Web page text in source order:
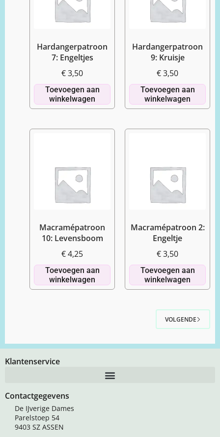
Hardangerpatroon
7: Engeltjes
€3,50
Toevoegen aan
winkelwagen
Hardangerpatroon
9: Kruisje
€3,50
Toevoegen aan
winkelwagen
Macramépatroon
10: Levensboom
€4,25
Toevoegen aan
winkelwagen
Macramépatroon 2:
Engeltje
€3,50
Toevoegen aan
winkelwagen
VOLGENDE
Klantenservice
Contactgegevens
De IJverige Dames
Parelstoep 54
9403 SZ ASSEN